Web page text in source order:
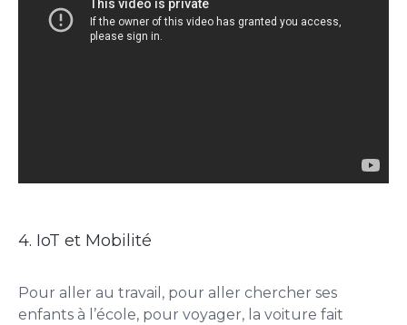
4. IoT et Mobilité
Pour aller au travail, pour aller chercher ses
enfants à l’école, pour voyager, la voiture fait